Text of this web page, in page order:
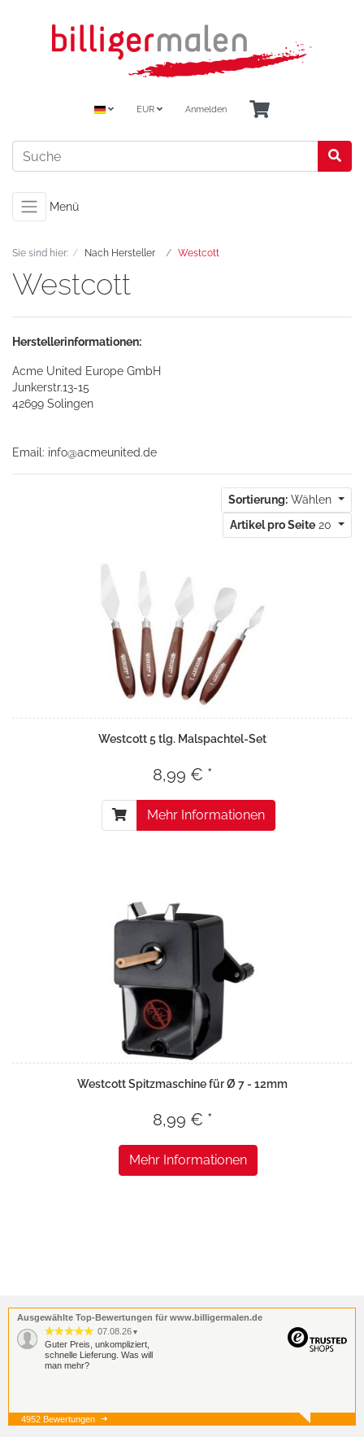
EUR Anmelden
Menü
Sie sind hier: Nach Hersteller Westcott
Westcott
Herstellerinformationen:
Acme United Europe GmbH
Junkerstr.13-15
42699 Solingen
Email: info@acmeunited.de
Sortierung: Wählen
Artikel pro Seite 20
Westcott 5 tlg. Malspachtel-Set
8,99 € *
Mehr Informationen
Westcott Spitzmaschine für Ø 7 - 12mm
8,99 € *
Mehr Informationen
Ausgewählte Top-Bewertungen für www.billigermalen.de
07.08.26 ▼
Guter Preis, unkompliziert,
schnelle Lieferung. Was will
man mehr?
07.08.26 ▼
4952 Bewertungen